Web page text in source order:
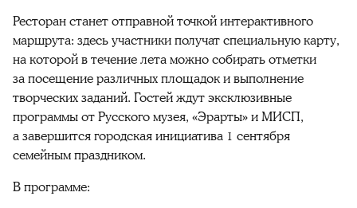
Ресторан станет отправной точкой интерактивного
маршрута: здесь участники получат специальную карту,
на которой в течение лета можно собирать отметки
за посещение различных площадок и выполнение
творческих заданий. Гостей ждут эксклюзивные
программы от Русского музея, «Эрарты» и МИСП,
а завершится городская инициатива 1 сентября
семейным праздником.
В программе: